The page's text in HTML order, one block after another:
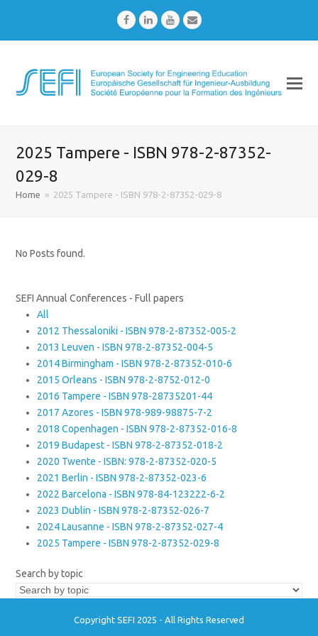
FacebookLinkedInYoutubeEmail
2025 Tampere - ISBN 978-2-87352-
029-8
Home » 2025 Tampere - ISBN 978-2-87352-029-8
No Posts found.
SEFI Annual Conferences - Full papers
All
2012 Thessaloniki - ISBN 978-2-87352-005-2
2013 Leuven - ISBN 978-2-87352-004-5
2014 Birmingham - ISBN 978-2-87352-010-6
2015 Orleans - ISBN 978-2-8752-012-0
2016 Tampere - ISBN 978-28735201-44
2017 Azores - ISBN 978-989-98875-7-2
2018 Copenhagen - ISBN 978-2-87352-016-8
2019 Budapest - ISBN 978-2-87352-018-2
2020 Twente - ISBN: 978-2-87352-020-5
2021 Berlin - ISBN 978-2-87352-023-6
2022 Barcelona - ISBN 978-84-123222-6-2
2023 Dublin - ISBN 978-2-87352-026-7
2024 Lausanne - ISBN 978-2-87352-027-4
2025 Tampere - ISBN 978-2-87352-029-8
Search by topic
Copyright SEFI 2025 - All Rights Reserved